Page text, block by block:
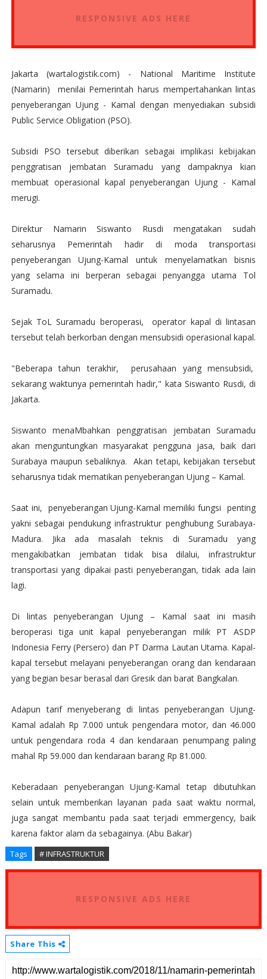
RESPONSIVE ADS HERE
Jakarta (wartalogistik.com) - National Maritime Institute
(Namarin) menilai Pemerintah harus mempertahankan lintas
penyeberangan Ujung - Kamal dengan menyediakan subsidi
Public Service Obligation (PSO).
Subsidi PSO tersebut diberikan sebagai implikasi kebijakan
penggratisan jembatan Suramadu yang dampaknya kian
membuat operasional kapal penyeberangan Ujung - Kamal
merugi.
Direktur Namarin Siswanto Rusdi mengatakan sudah
seharusnya Pemerintah hadir di moda transportasi
penyeberangan Ujung-Kamal untuk menyelamatkan bisnis
yang selama ini berperan sebagai penyangga utama Tol
Suramadu.
Sejak ToL Suramadu beroperasi, operator kapal di lintasan
tersebut telah berkorban dengan mensubsidi operasional kapal.
"Beberapa tahun terakhir, perusahaan yang mensubsidi,
sekarang waktunya pemerintah hadir," kata Siswanto Rusdi, di
Jakarta.
Siswanto menaMbahkan penggratisan jembatan Suramadu
akan menguntungkan masyarakat pengguna jasa, baik dari
Surabaya maupun sebaliknya. Akan tetapi, kebijakan tersebut
seharusnya tidak mematikan penyeberangan Ujung – Kamal.
Saat ini, penyeberangan Ujung-Kamal memiliki fungsi penting
yakni sebagai pendukung infrastruktur penghubung Surabaya-
Madura. Jika ada masalah teknis di Suramadu yang
mengakibatkan jembatan tidak bisa dilalui, infrastruktur
transportasi yang dipakai pasti penyeberangan, tidak ada lain
lagi.
Di lintas penyeberangan Ujung – Kamal saat ini masih
beroperasi tiga unit kapal penyeberangan milik PT ASDP
Indonesia Ferry (Persero) dan PT Darma Lautan Utama. Kapal-
kapal tersebut melayani penyeberangan orang dan kendaraan
yang begian besar berasal dari Gresik dan barat Bangkalan.
Adapun tarif menyeberang di lintas penyeberangan Ujung-
Kamal adalah Rp 7.000 untuk pengendara motor, dan 46.000
untuk pengendara roda 4 dan kendaraan penumpang paling
mahal Rp 59.000 dan kendaraan barang Rp 81.000.
Keberadaan penyeberangan Ujung-Kamal tetap dibutuhkan
selain untuk memberikan layanan pada saat waktu normal,
juga sangat membantu pada saat terjadi emmergency, baik
karena faktor alam da sebagainya. (Abu Bakar)
Tags # INFRASTRUKTUR
RESPONSIVE ADS HERE
Share This